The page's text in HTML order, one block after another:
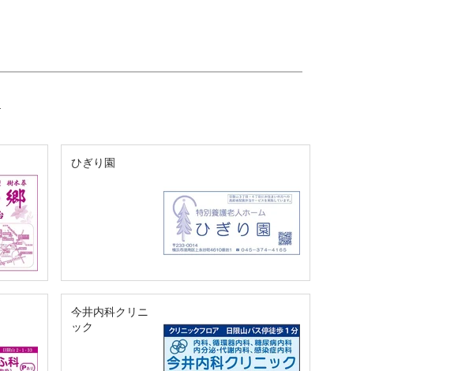
ひぎり園
今井内科クリニ
ック